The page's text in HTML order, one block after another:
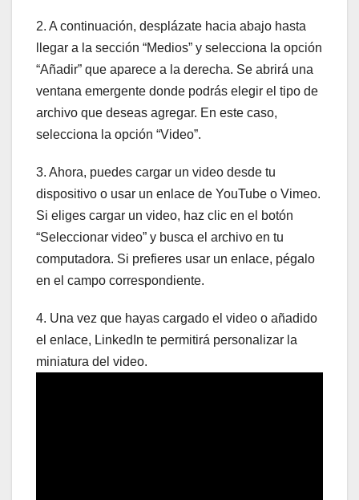
2. A continuación, desplázate hacia abajo hasta
llegar a la sección “Medios” y selecciona la opción
“Añadir” que aparece a la derecha. Se abrirá una
ventana emergente donde podrás elegir el tipo de
archivo que deseas agregar. En este caso,
selecciona la opción “Video”.
3. Ahora, puedes cargar un video desde tu
dispositivo o usar un enlace de YouTube o Vimeo.
Si eliges cargar un video, haz clic en el botón
“Seleccionar video” y busca el archivo en tu
computadora. Si prefieres usar un enlace, pégalo
en el campo correspondiente.
4. Una vez que hayas cargado el video o añadido
el enlace, LinkedIn te permitirá personalizar la
miniatura del video.